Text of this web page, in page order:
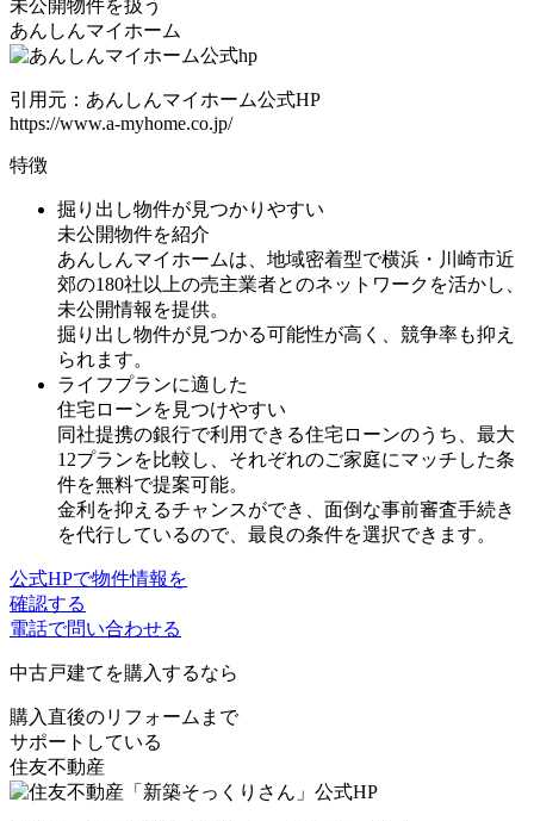
未公開物件を扱う
あんしんマイホーム
引用元：あんしんマイホーム公式HP
https://www.a-myhome.co.jp/
特徴
掘り出し物件が見つかりやすい
未公開物件を紹介
あんしんマイホームは、地域密着型で横浜・川崎市近
郊の180社以上の売主業者とのネットワークを活かし、
未公開情報を提供。
掘り出し物件が見つかる可能性が高く、競争率も抑え
られます。
ライフプランに適した
住宅ローンを見つけやすい
同社提携の銀行で利用できる住宅ローンのうち、最大
12プランを比較し、それぞれのご家庭にマッチした条
件を無料で提案可能。
金利を抑えるチャンスができ、面倒な事前審査手続き
を代行しているので、最良の条件を選択できます。
公式HPで物件情報を
確認する
電話で問い合わせる
中古戸建て を購入するなら
購入直後のリフォームまで
サポートしている
住友不動産